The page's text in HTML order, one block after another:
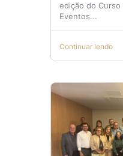
edição do Curso
Eventos...
Continuar lendo